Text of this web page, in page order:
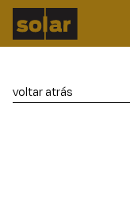
voltar atrás